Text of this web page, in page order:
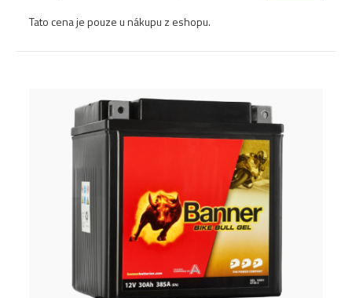
Tato cena je pouze u nákupu z eshopu.